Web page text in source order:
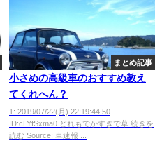
まとめ記事
小さめの高級車のおすすめ教え
てくれへん？
1: 2019/07/22(月) 22:19:44.50
ID:cLYfSxma0 どれもでかすぎで草 続きを
読む Source: 車速報 ...